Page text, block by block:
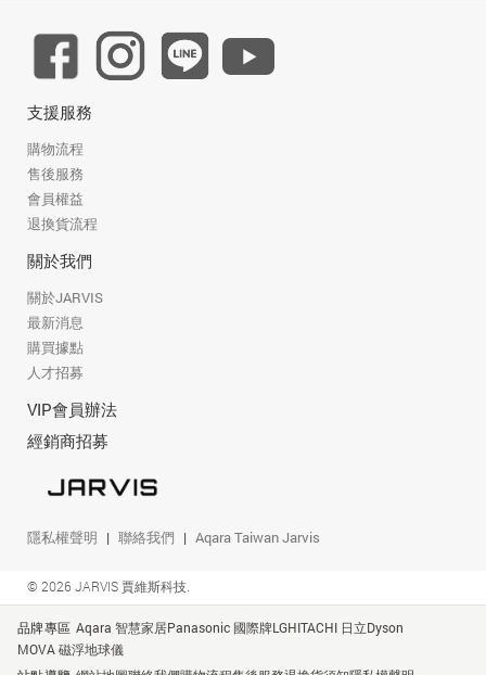
支援服務
購物流程
售後服務
會員權益
退換貨流程
關於我們
關於JARVIS
最新消息
購買據點
人才招募
VIP會員辦法
經銷商招募
隱私權聲明 聯絡我們 Aqara Taiwan Jarvis
© 2026 JARVIS 賈維斯科技.
品牌專區 Aqara 智慧家居Panasonic 國際牌LGHITACHI 日立Dyson
MOVA 磁浮地球儀